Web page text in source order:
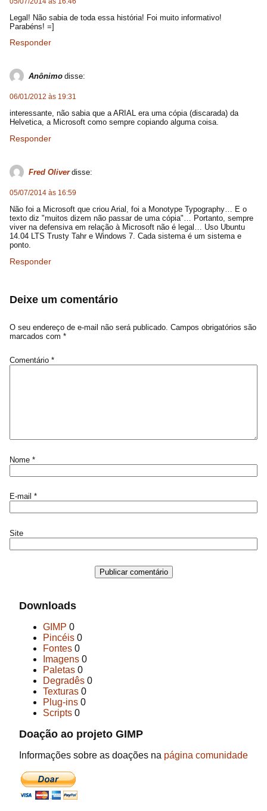
Legal! Não sabia de toda essa história! Foi muito informativo!
Parabéns! =]
Responder
Anônimo disse:
06/01/2012 às 19:31
interessante, não sabia que a ARIAL era uma cópia (discarada) da
Helvetica, a Microsoft como sempre copiando alguma coisa.
Responder
Fred Oliver disse:
05/07/2014 às 16:59
Não foi a Microsoft que criou Arial, foi a Monotype Typography… E o
texto diz "muitos dizem não passar de uma cópia"… Portanto, sempre
viver na defensiva em relação à Microsoft não é legal… Uso Ubuntu
14.04 LTS Trusty Tahr e Windows 7. Cada sistema é um sistema e
ponto.
Responder
Deixe um comentário
O seu endereço de e-mail não será publicado. Campos obrigatórios são
marcados com *
Comentário *
Nome *
E-mail *
Site
Downloads
GIMP 0
Pincéis 0
Fontes 0
Imagens 0
Paletas 0
Degradês 0
Texturas 0
Plug-ins 0
Scripts 0
Doação ao projeto GIMP
Informações sobre as doações na página comunidade